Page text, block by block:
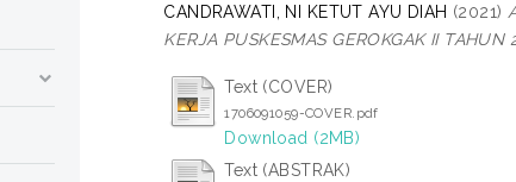
CANDRAWATI, NI KETUT AYU DIAH (2021)
KERJA PUSKESMAS GEROKGAK II TAHUN
Text (COVER)
1706091059-COVER.pdf
Download (2MB)
Text (ABSTRAK)